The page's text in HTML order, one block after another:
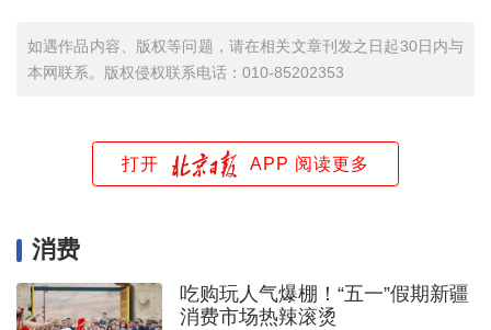
如遇作品内容、版权等问题，请在相关文章刊发之日起30日内与
本网联系。版权侵权联系电话：010-85202353
打开 APP 阅读更多
消费
吃购玩人气爆棚！“五一”假期新疆
消费市场热辣滚烫